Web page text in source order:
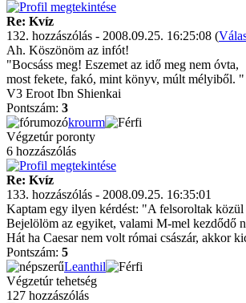
Re: Kvíz
132. hozzászólás - 2008.09.25. 16:25:08 (
Ah. Köszönöm az infót!
"Bocsáss meg! Eszemet az idő meg nem óvta,
most fekete, fakó, mint könyv, múlt mélyiből. "
V3 Eroot Ibn Shienkai
Pontszám: 3
krourm
Végzetúr poronty
6 hozzászólás
Re: Kvíz
133. hozzászólás - 2008.09.25. 16:35:01
Kaptam egy ilyen kérdést: "A felsoroltak
Bejelölöm az egyiket, valami M-mel kezdődő
Hát ha Caesar nem volt római császár, akkor
Pontszám: 5
Leanthil
Végzetúr tehetség
127 hozzászólás